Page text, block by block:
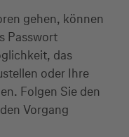
gehen, können
Passwort
das
oder Ihre
Folgen Sie den
Vorgang